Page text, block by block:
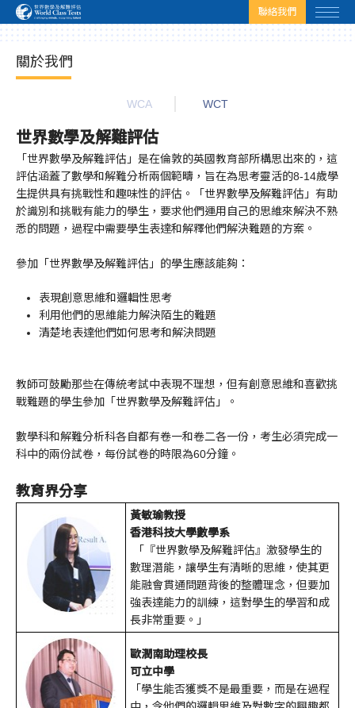
html.headscripthtml.afterbodyscript 聯絡我們
關於我們
WCA WCT
世界數學及解難評估
「世界數學及解難評估」是在倫敦的英國教育部所構思出來的，這
評估涵蓋了數學和解難分析兩個範疇，旨在為思考靈活的8-14歲學
生提供具有挑戰性和趣味性的評估。「世界數學及解難評估」有助
於識別和挑戰有能力的學生，要求他們運用自己的思維來解決不熟
悉的問題，過程中需要學生表達和解釋他們解決難題的方案。
參加「世界數學及解難評估」的學生應該能夠：
表現創意思維和邏輯性思考
利用他們的思維能力解決陌生的難題
清楚地表達他們如何思考和解決問題
教師可鼓勵那些在傳統考試中表現不理想，但有創意思維和喜歡挑
戰難題的學生參加「世界數學及解難評估」。
數學科和解難分析科各自都有卷一和卷二各一份，考生必須完成一
科中的兩份試卷， 每份試卷的時限為60分鐘 。
教育界分享
黃敏瑜教授
香港科技大學數學系
「『世界數學及解難評估』激發學生的
數理潛能，讓學生有清晰的思維，使其更
能融會貫通問題背後的整體理念，但要加
強表達能力的訓練，這對學生的學習和成
長非常重要。」
歐潤南助理校長
可立中學
「學生能否獲獎不是最重要，而是在過程